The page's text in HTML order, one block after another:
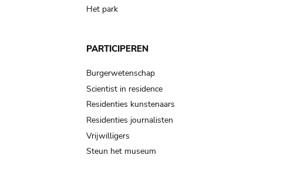
Het park
PARTICIPEREN
Burgerwetenschap
Scientist in residence
Residenties kunstenaars
Residenties journalisten
Vrijwilligers
Steun het museum